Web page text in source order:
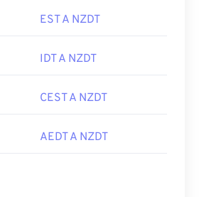
EST A NZDT
IDT A NZDT
CEST A NZDT
AEDT A NZDT